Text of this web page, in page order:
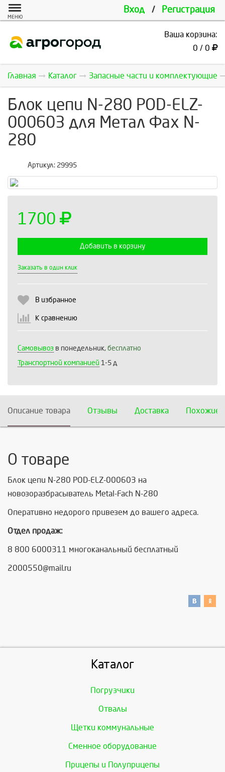
Вход / Регистрация
МЕНЮ
Ваша корзина:
0 / 0
Главная Каталог Запасные части и комплектующие
Блок цепи N-280 POD-ELZ-
000603 для Метал Фах N-
280
Артикул: 29995
1700
Добавить в корзину
Заказать в один клик
В избранное
К сравнению
Самовывоз в понедельник, бесплатно
Транспортной компанией 1-5 д
Описание товара Отзывы Доставка Похожие
О товаре
Блок цепи N-280 POD-ELZ-000603 на
новозоразбрасыватель Metal-Fach N-280
Оперативно недорого привезем до вашего адреса.
Отдел продаж:
8 800 6000311 многоканальный бесплатный
2000550@mail.ru
Каталог
Погрузчики
Отвалы
Щетки коммунальные
Сменное оборудование
Прицепы и Полуприцепы